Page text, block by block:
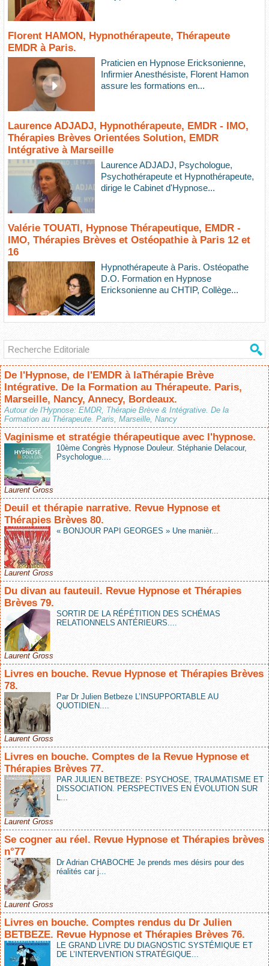
Florent HAMON, Hypnothérapeute, Thérapeute
EMDR à Paris.
Praticien en Hypnose Ericksonienne,
Infirmier Anesthésiste, Florent Hamon
assure les formations en...
Laurence ADJADJ, Hypnothérapeute, EMDR - IMO,
Thérapies Brèves Orientées Solution, EMDR
Intégrative à Marseille
Laurence ADJADJ, Psychologue,
Psychothérapeute et Hypnothérapeute,
dirige le Cabinet d'Hypnose...
Valérie TOUATI, Hypnose Thérapeutique, EMDR -
IMO, Thérapies Brèves et Ostéopathie à Paris 12 et
16
Hypnothérapeute à Paris. Ostéopathe
D.O. Formation en Hypnose
Ericksonienne au CHTIP, Collège...
De l'Hypnose, de l'EMDR à laThérapie Brève
Intégrative. De la Formation au Thérapeute. Paris,
Marseille, Nancy, Annecy, Bordeaux.
Autour de l'Hypnose: EMDR, Thérapie Brève & Intégrative. De la
Formation au Thérapeute. Paris, Marseille, Nancy
Vaginisme et stratégie thérapeutique avec l'hypnose.
10ème Congrès Hypnose Douleur. Stéphanie Delacour,
Psychologue....
Laurent Gross
Deuil et thérapie narrative. Revue Hypnose et
Thérapies Brèves 80.
« BONJOUR PAPI GEORGES » Une manièr...
Laurent Gross
Du divan au fauteuil. Revue Hypnose et Thérapies
Brèves 79.
SORTIR DE LA RÉPÉTITION DES SCHÉMAS
RELATIONNELS ANTÉRIEURS....
Laurent Gross
Livres en bouche. Revue Hypnose et Thérapies Brèves
78.
Par Dr Julien Betbeze L’INSUPPORTABLE AU
QUOTIDIEN....
Laurent Gross
Livres en bouche. Comptes de la Revue Hypnose et
Thérapies Brèves 77.
PAR JULIEN BETBEZE: PSYCHOSE, TRAUMATISME ET
DISSOCIATION. PERSPECTIVES EN ÉVOLUTION SUR
L...
Laurent Gross
Se cogner au réel. Revue Hypnose et Thérapies brèves
n°77
Dr Adrian CHABOCHE Je prends mes désirs pour des
réalités car j...
Laurent Gross
Livres en bouche. Comptes rendus du Dr Julien
BETBEZE. Revue Hypnose et Thérapies Brèves 76.
LE GRAND LIVRE DU DIAGNOSTIC SYSTÉMIQUE ET
DE L’INTERVENTION STRATÉGIQUE...